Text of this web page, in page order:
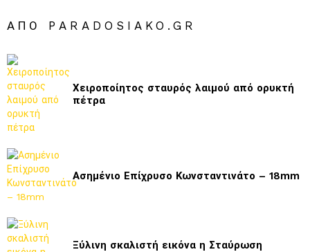
ΑΠΌ PARADOSIAKO.GR
Χειροποίητος σταυρός λαιμού από ορυκτή
πέτρα
Ασημένιο Επίχρυσο Κωνσταντινάτο – 18mm
Ξύλινη σκαλιστή εικόνα η Σταύρωση